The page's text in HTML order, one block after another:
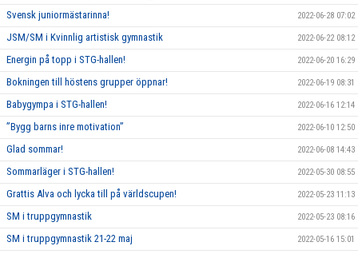
Svensk juniormästarinna! 2022-06-28 07:02
JSM/SM i Kvinnlig artistisk gymnastik 2022-06-22 08:12
Energin på topp i STG-hallen! 2022-06-20 16:29
Bokningen till höstens grupper öppnar! 2022-06-19 08:31
Babygympa i STG-hallen! 2022-06-16 12:14
”Bygg barns inre motivation” 2022-06-10 12:50
Glad sommar! 2022-06-08 14:43
Sommarläger i STG-hallen! 2022-05-30 08:55
Grattis Alva och lycka till på världscupen! 2022-05-23 11:13
SM i truppgymnastik 2022-05-23 08:16
SM i truppgymnastik 21-22 maj 2022-05-16 15:01